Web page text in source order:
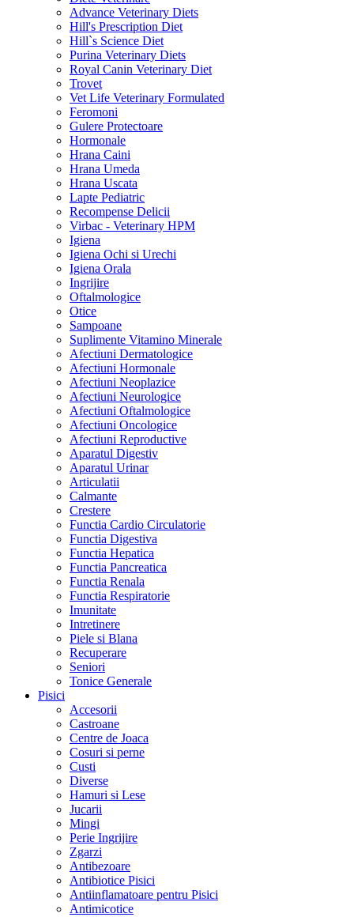
Advance Veterinary Diets
Hill's Prescription Diet
Hill`s Science Diet
Purina Veterinary Diets
Royal Canin Veterinary Diet
Trovet
Vet Life Veterinary Formulated
Feromoni
Gulere Protectoare
Hormonale
Hrana Caini
Hrana Umeda
Hrana Uscata
Lapte Pediatric
Recompense Delicii
Virbac - Veterinary HPM
Igiena
Igiena Ochi si Urechi
Igiena Orala
Ingrijire
Oftalmologice
Otice
Sampoane
Suplimente Vitamino Minerale
Afectiuni Dermatologice
Afectiuni Hormonale
Afectiuni Neoplazice
Afectiuni Neurologice
Afectiuni Oftalmologice
Afectiuni Oncologice
Afectiuni Reproductive
Aparatul Digestiv
Aparatul Urinar
Articulatii
Calmante
Crestere
Functia Cardio Circulatorie
Functia Digestiva
Functia Hepatica
Functia Pancreatica
Functia Renala
Functia Respiratorie
Imunitate
Intretinere
Piele si Blana
Recuperare
Seniori
Tonice Generale
Pisici
Accesorii
Castroane
Centre de Joaca
Cosuri si perne
Custi
Diverse
Hamuri si Lese
Jucarii
Mingi
Perie Ingrijire
Zgarzi
Antibezoare
Antibiotice Pisici
Antiinflamatoare pentru Pisici
Antimicotice